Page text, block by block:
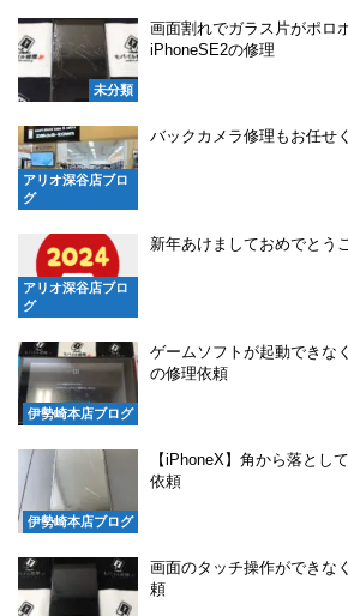
未分類
画面割れでガラス片がポロ
iPhoneSE2の修理
アリオ深谷店ブロ
グ
バックカメラ修理もお任せ
アリオ深谷店ブロ
グ
新年あけましておめでとう
伊勢崎本店ブログ
ゲームソフトが起動できな
の修理依頼
伊勢崎本店ブログ
【iPhoneX】角から落とし
依頼
画面のタッチ操作ができな
頼